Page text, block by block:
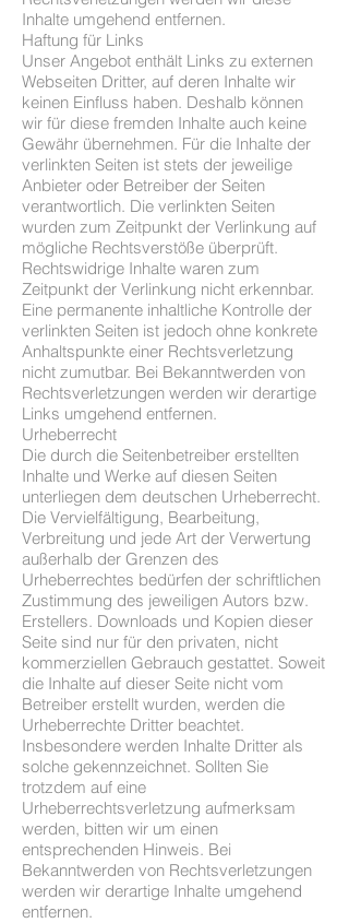
Inhalte umgehend entfernen.
Haftung für Links
Unser Angebot enthält Links zu externen
Webseiten Dritter, auf deren Inhalte wir
keinen Einfluss haben. Deshalb können
wir für diese fremden Inhalte auch keine
Gewähr übernehmen. Für die Inhalte der
verlinkten Seiten ist stets der jeweilige
Anbieter oder Betreiber der Seiten
verantwortlich. Die verlinkten Seiten
wurden zum Zeitpunkt der Verlinkung auf
mögliche Rechtsverstöße überprüft.
Rechtswidrige Inhalte waren zum
Zeitpunkt der Verlinkung nicht erkennbar.
Eine permanente inhaltliche Kontrolle der
verlinkten Seiten ist jedoch ohne konkrete
Anhaltspunkte einer Rechtsverletzung
nicht zumutbar. Bei Bekanntwerden von
Rechtsverletzungen werden wir derartige
Links umgehend entfernen.
Urheberrecht
Die durch die Seitenbetreiber erstellten
Inhalte und Werke auf diesen Seiten
unterliegen dem deutschen Urheberrecht.
Die Vervielfältigung, Bearbeitung,
Verbreitung und jede Art der Verwertung
außerhalb der Grenzen des
Urheberrechtes bedürfen der schriftlichen
Zustimmung des jeweiligen Autors bzw.
Erstellers. Downloads und Kopien dieser
Seite sind nur für den privaten, nicht
kommerziellen Gebrauch gestattet. Soweit
die Inhalte auf dieser Seite nicht vom
Betreiber erstellt wurden, werden die
Urheberrechte Dritter beachtet.
Insbesondere werden Inhalte Dritter als
solche gekennzeichnet. Sollten Sie
trotzdem auf eine
Urheberrechtsverletzung aufmerksam
werden, bitten wir um einen
entsprechenden Hinweis. Bei
Bekanntwerden von Rechtsverletzungen
werden wir derartige Inhalte umgehend
entfernen.